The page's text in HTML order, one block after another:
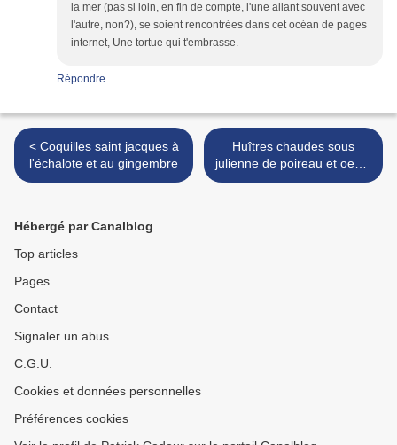
la mer (pas si loin, en fin de compte, l'une allant souvent avec
l'autre, non?), se soient rencontrées dans cet océan de pages
internet, Une tortue qui t'embrasse.
Répondre
< Coquilles saint jacques à
l'échalote et au gingembre
Huîtres chaudes sous
julienne de poireau et oeufs
de saumon >
Hébergé par Canalblog
Top articles
Pages
Contact
Signaler un abus
C.G.U.
Cookies et données personnelles
Préférences cookies